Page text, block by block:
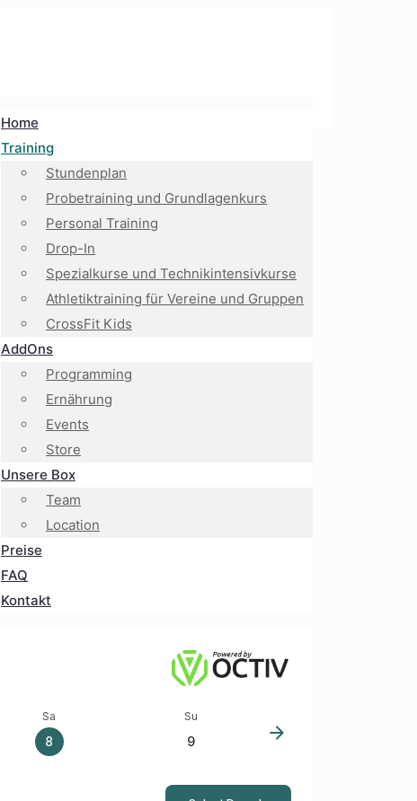
Home
Training
Stundenplan
Probetraining und Grundlagenkurs
Personal Training
Drop-In
Spezialkurse und Technikintensivkurse
Athletiktraining für Vereine und Gruppen
CrossFit Kids
AddOns
Programming
Ernährung
Events
Store
Unsere Box
Team
Location
Preise
FAQ
Kontakt